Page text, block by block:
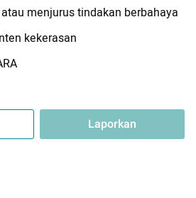
menjurus tindakan berbahaya
kekerasan
Laporkan